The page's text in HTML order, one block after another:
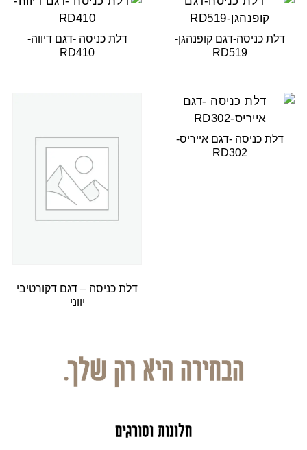
דלת כניסה-דגם קופנהגן-
RD519
דלת כניסה -דגם דיווה-
RD410
דלת כניסה -דגם אייריס-
RD302
דלת כניסה – דגם דקורטיבי
יווני
הבחירה היא רק שלך.
חלונות וסורגים